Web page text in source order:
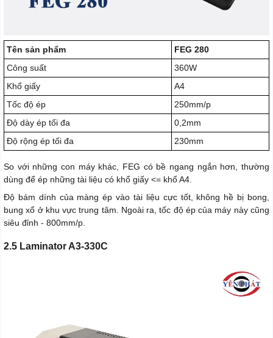
Tên sản phẩm
FEG 280
Công suất
360W
Khổ giấy
A4
Tốc độ ép
250mm/p
Độ dày ép tối đa
0,2mm
Độ rộng ép tối đa
230mm
So với những con máy khác, FEG có bề ngang ngắn hơn, thường
dùng để ép những tài liệu có khổ giấy <= khổ A4.
Độ bám dính của màng ép vào tài liệu cực tốt, không hề bị bong,
bung xổ ở khu vực trung tâm. Ngoài ra, tốc độ ép của máy này cũng
siêu đỉnh - 800mm/p.
2.5 Laminator A3-330C